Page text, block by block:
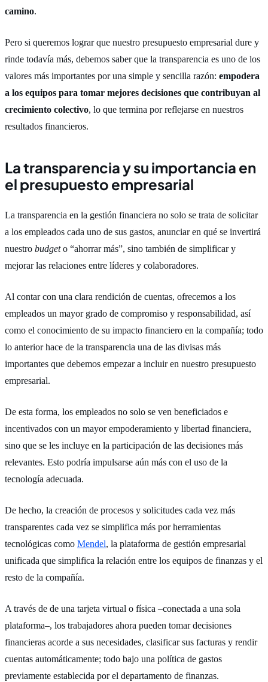
camino.
Pero si queremos lograr que nuestro presupuesto empresarial dure y
rinde todavía más, debemos saber que la transparencia es uno de los
valores más importantes por una simple y sencilla razón: empodera
a los equipos para tomar mejores decisiones que contribuyan al
crecimiento colectivo, lo que termina por reflejarse en nuestros
resultados financieros.
La transparencia y su importancia en
el presupuesto empresarial
La transparencia en la gestión financiera no solo se trata de solicitar
a los empleados cada uno de sus gastos, anunciar en qué se invertirá
nuestro budgeto “ahorrar más”, sino también de simplificar y
mejorar las relaciones entre líderes y colaboradores.
Al contar con una clara rendición de cuentas, ofrecemos a los
empleados un mayor grado de compromiso y responsabilidad, así
como el conocimiento de su impacto financiero en la compañía; todo
lo anterior hace de la transparencia una de las divisas más
importantes que debemos empezar a incluir en nuestro presupuesto
empresarial.
De esta forma, los empleados no solo se ven beneficiados e
incentivados con un mayor empoderamiento y libertad financiera,
sino que se les incluye en la participación de las decisiones más
relevantes. Esto podría impulsarse aún más con el uso de la
tecnología adecuada.
De hecho, la creación de procesos y solicitudes cada vez más
transparentes cada vez se simplifica más por herramientas
tecnológicas como Mendel, la plataforma de gestión empresarial
unificada que simplifica la relación entre los equipos de finanzas y el
resto de la compañía.
A través de de una tarjeta virtual o física –conectada a una sola
plataforma–, los trabajadores ahora pueden tomar decisiones
financieras acorde a sus necesidades, clasificar sus facturas y rendir
cuentas automáticamente; todo bajo una política de gastos
previamente establecida por el departamento de finanzas.